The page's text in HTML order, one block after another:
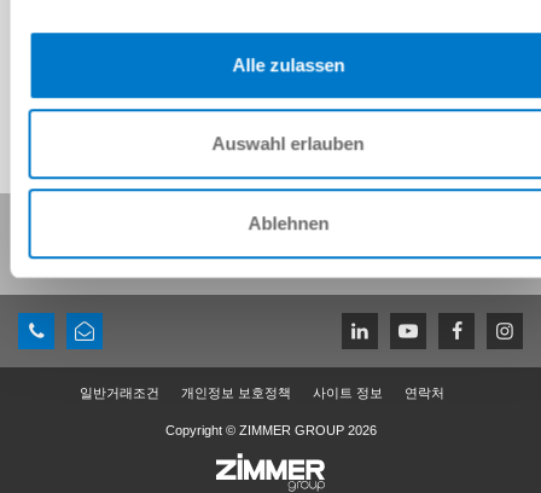
Alle zulassen
Auswahl erlauben
Ablehnen
이 페이지 공유:
일반거래조건 개인정보 보호정책 사이트 정보 연락처
Copyright © ZIMMER GROUP 2026